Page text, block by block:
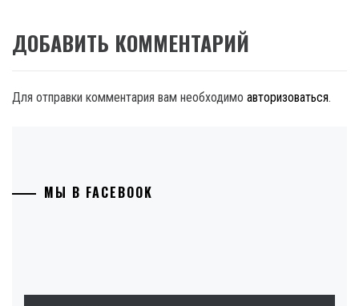
ДОБАВИТЬ КОММЕНТАРИЙ
Для отправки комментария вам необходимо авторизоваться.
МЫ В FACEBOOK